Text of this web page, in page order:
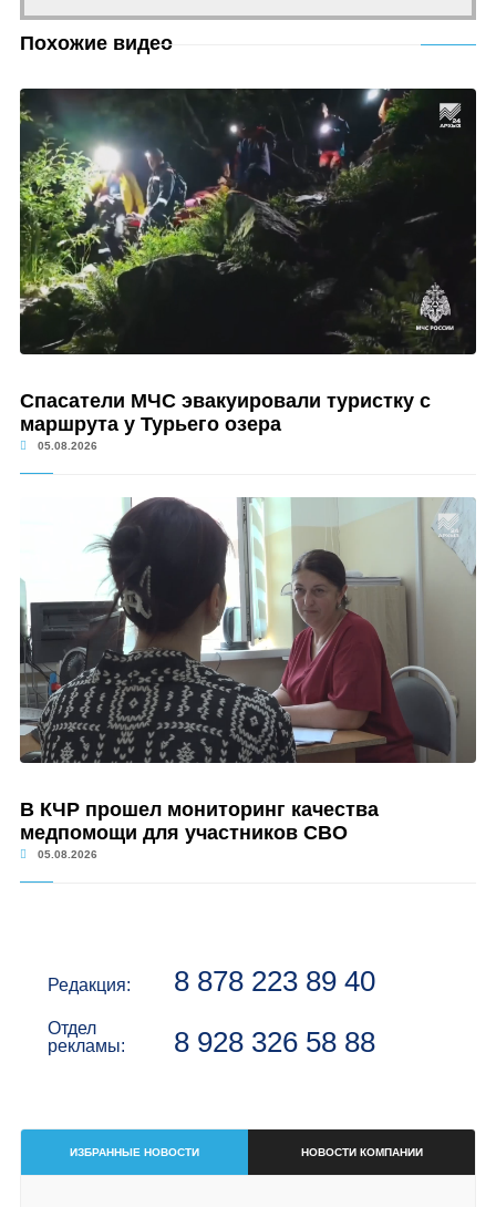
Похожие видео
Спасатели МЧС эвакуировали туристку с
маршрута у Турьего озера
05.08.2026
В КЧР прошел мониторинг качества
медпомощи для участников СВО
05.08.2026
Редакция: 8 878 223 89 40
Отдел
рекламы:
8 928 326 58 88
ИЗБРАННЫЕ НОВОСТИ НОВОСТИ КОМПАНИИ